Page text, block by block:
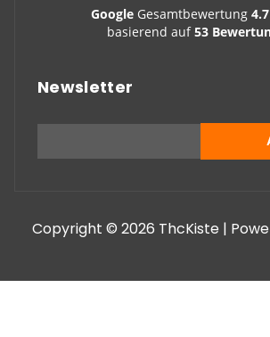
GoogleGesamtbewertung 4.7
basierend auf53
Newsletter
Copyright © 2026 ThcKiste |